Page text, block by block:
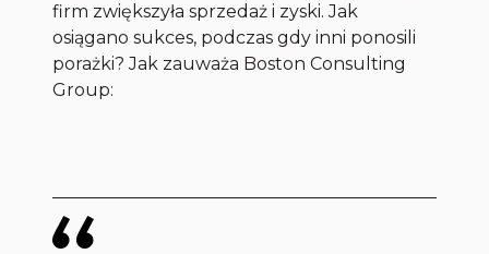
firm zwiększyła sprzedaż i zyski. Jak
osiągano sukces, podczas gdy inni ponosili
porażki? Jak zauważa Boston Consulting
Group: